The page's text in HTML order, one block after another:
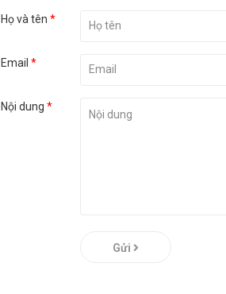
Họ và tên *
Email *
Nội dung *
Gửi